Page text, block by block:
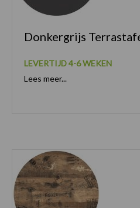
Donkergrijs
LEVERTIJD 4-6 WEKEN
Lees meer...